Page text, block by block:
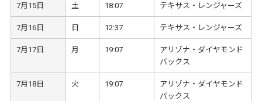
7月15日 土 18:07 テキサス・レンジャーズ
7月16日 日 12:37 テキサス・レンジャーズ
7月17日 月 19:07
アリゾナ・ダイヤモンド
バックス
7月18日 火 19:07
アリゾナ・ダイヤモンド
バックス